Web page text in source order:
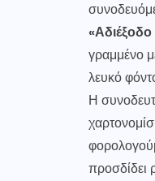
«Αδιέξοδο
γραμμένο
λευκό
Η
προσδίδει